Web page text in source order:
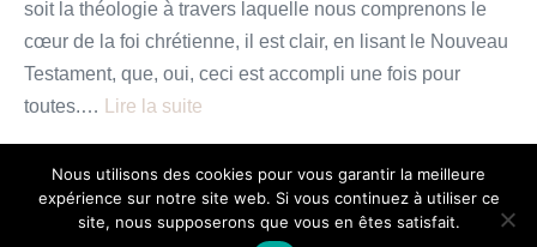
soit la théologie à travers laquelle nous comprenons le
cœur de la foi chrétienne, il est clair, en lisant le Nouveau
Testament, que, oui, ceci est accompli une fois pour
toutes.…
Lire la suite
Lire plusDieu
nous
a
donné
Nous utilisons des cookies pour vous garantir la meilleure
expérience sur notre site web. Si vous continuez à utiliser ce
site, nous supposerons que vous en êtes satisfait.